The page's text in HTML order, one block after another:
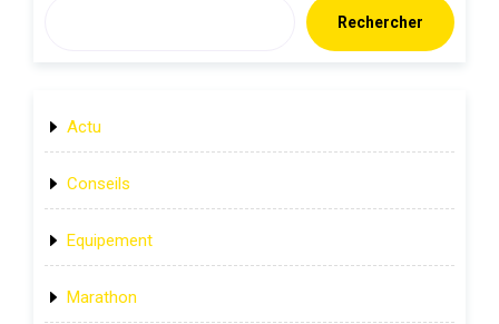
Rechercher
Actu
Conseils
Equipement
Marathon